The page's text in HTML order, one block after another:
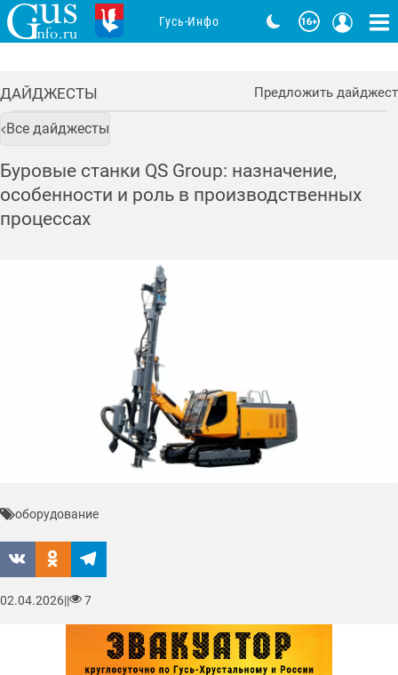
ДАЙДЖЕСТЫ Предложить дайджест
Все дайджесты
Буровые станки QS Group: назначение,
особенности и роль в производственных
процессах
оборудование
02.04.2026|| 7
Гусь-Инфо